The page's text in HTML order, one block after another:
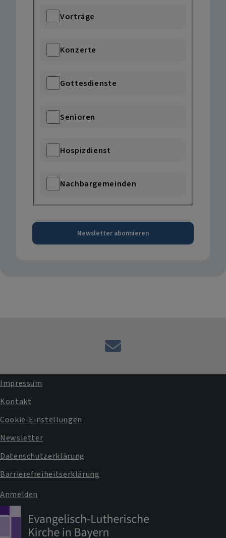
Vorträge
Konzerte
Gottesdienste
Senioren
Hospizdienst
Nachbargemeinden
Newsletter abonnieren
E-
Fußbereichsmenü
Impressum
Kontakt
Cookie-Einstellungen
Newsletter
Datenschutzerklärung
Barrierefreiheitserklärung
Benutzermenü
Anmelden